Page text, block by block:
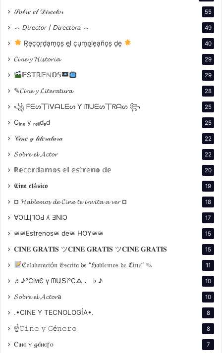
profesionales, sin sonido y en blanco y negro, dirigido
y guionado por el pionero
el Teatro Ateneo
de Buenos Aires.
acontecimientos sucedidos en Buenos Aires en mayo
de 1810 conocidos como la Revolución de Mayo.
El filme contiene una licencia artística del director: la
visión en el extremo derecho del cuadro de la persona
que sostiene el telón y el decorado pintados, como el
𝒮𝑜𝒷𝓇𝑒 𝑒𝓁 𝒟𝒾𝓇𝑒𝒸𝓉𝑜𝓇 55
෴ 𝘋𝘪𝘳𝘦𝘤𝘵𝘰𝘳 / 𝘋𝘪𝘳𝘦𝘤𝘵𝘰𝘳𝘢 ෴ 49
R͙e͙c͙o͙r͙d͙a͙m͙o͙s͙ e͙l͙ c͙u͙m͙p͙l͙e͙a͙ño͙s͙ d͙e͙ 40
𝓒𝓲𝓷𝓮 𝔂 𝓗𝓲𝓼𝓽𝓸𝓻𝓲𝓪 29
𝔼S𝕋ℝ𝔼ℕ𝕆𝕊 29
✎𝓒𝓲𝓷𝓮 𝔂 𝓛𝓲𝓽𝓮𝓻𝓪𝓽𝓾𝓻𝓪 28
꧁ ᖴᗴᔕ丅Ꭵᐯᗩᒪᗴᔕ Ƴ ᗰᑌᗴᔕ丅ᖇᗩᔕ ꧂ 25
Cᵢₙₑ y ᵣₑₗᵢdₐd 25
𝒞𝒾𝓃𝑒 𝓎 𝓁𝒾𝓉𝑒𝓇𝒶𝓉𝓊𝓇𝒶 22
𝓢𝓸𝓫𝓻𝓮 𝓮𝓵 𝓐𝓬𝓽𝓸𝓻 22
ℝ𝕖𝕔𝕠𝕣𝕕𝕒𝕞𝕠𝕤 𝕖𝕝 𝕖𝕤𝕥𝕣𝕖𝕟𝕠 𝕕𝕖 20
𝕮𝖎𝖓𝖊 𝖈𝖑á𝖘𝖎𝖈𝖔 19
¤ 𝓗𝓪𝓫𝓵𝓮𝓶𝓸𝓼 𝓭𝓮 𝓒𝓲𝓷𝓮 𝓽𝓮 𝓲𝓷𝓿𝓲𝓽𝓪 𝓪 𝓿𝓮𝓻 ¤ 18
∀ϽIꓕI̗⅂OԀ ʎ ƎNIϽ 17
≋≋Estrenos≋ de≋ HOY≋≋ 15
𝐂𝐈𝐍𝐄 𝐆𝐑𝐀𝐓𝐈𝐒 ツ𝐂𝐈𝐍𝐄 𝐆𝐑𝐀𝐓𝐈𝐒 ツ𝐂𝐈𝐍𝐄 𝐆𝐑𝐀𝐓𝐈𝐒 15
ℭ𝔬𝔩𝔞𝔟𝔬𝔯𝔞𝔠𝔦ó𝔫 𝔈𝔰𝔠𝔯𝔦𝔱𝔞 𝔡𝔢 “ℌ𝔞𝔟𝔩𝔢𝔪𝔬𝔰 𝔡𝔢 ℭ𝔦𝔫𝔢” ✎ 11
♬♪℃іทЄ ү ᗰԱՏі℃ᗋ ♩ ♭ ♪ 10
𝓢𝓸𝓫𝓻𝓮 𝓮𝓵 𝓐𝓬𝓽𝓸𝓻a 10
.•CINE Y TECNOLOGÍA•. 8
☝𝙲𝚒𝚗𝚎 𝚢 𝙶é𝚗𝚎𝚛𝚘 8
Ⲥⲓⲛⲉ ⲩ 𝓰ⲉ́ⲛⲉꞅⲟ 7